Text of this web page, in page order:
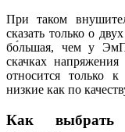
При таком
сказать только о
бо́льшая, чем у
скачках
относится только
низкие как по
Как выбрать